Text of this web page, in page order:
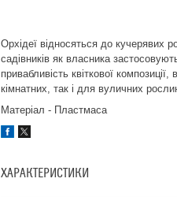
Орхідеї відносяться до кучерявих
садівників як власника
привабливість квіткової
кімнатних, так і для вуличних
Матеріал - Пластмаса
ХАРАКТЕРИСТИКИ